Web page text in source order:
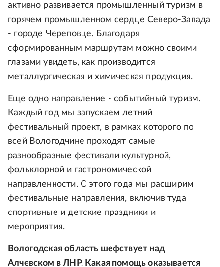
активно развивается промышленный туризм в
горячем промышленном сердце Северо-Запада
- городе Череповце. Благодаря
сформированным маршрутам можно своими
глазами увидеть, как производится
металлургическая и химическая продукция.
Еще одно направление - событийный туризм.
Каждый год мы запускаем летний
фестивальный проект, в рамках которого по
всей Вологодчине проходят самые
разнообразные фестивали культурной,
фольклорной и гастрономической
направленности. С этого года мы расширим
фестивальные направления, включив туда
спортивные и детские праздники и
мероприятия.
Вологодская область шефствует над
Алчевском в ЛНР. Какая помощь оказывается